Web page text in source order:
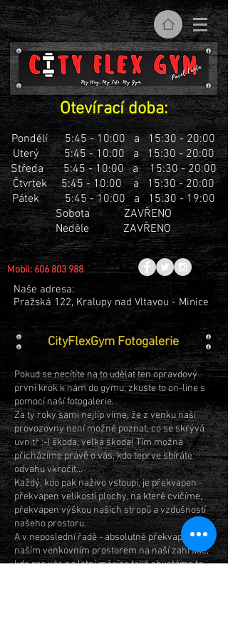
Otevírací doba:
Pondělí 5:45 - 10:00 a 15:30 - 20:00
Uterý5:45 - 10:00 a 15:30 - 20:00
Středa5:45 - 10:00 a 15:30 - 20:00
Čtvrtek5:45 - 10:00 a 15:30 - 20:00
Pátek5:45 - 10:00 a 15:30 - 19:00
Sobota ZAVŘENO
NeděleZAVŘENO
Mobil:606 803 988
Naše adresa:
Pražská 122, Kralupy nad Vltavou - Minice
CityFlexGym Fotogalerie
Pokud se necítíte na to udělat ten opravdový
první krok k nám do gymu, zkuste to on-line s
pomocí naší fotogalerie.
Za ty roky sami nejlíp víme, že z venku naší
provozovny není možné poznat, co se skrývá
uvnitř :-) škoda, velká škoda! Tím možná
přicházíme právě o vás, kdo teprve sbíráte
odvahu vkročit...
Každý, kdo pak naživo vstoupí, je překvapen -
překvapen velikostí plochy, na které cvičíme,
překvapen výškou našich stropů a vzdušností
našeho prostoru.
A v neposlední řadě - absolutně překvapen
naším venkovním prostorem na naší zahradě,
kde pro vás na letní měsíce také chystáme to